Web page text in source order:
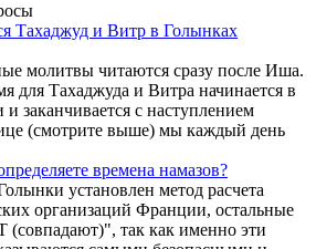
Тахаджуд и Витр в Голынках
молитвы читаются сразу после Иша.
Тахаджуда и Витра начинается в
заканчивается с наступлением
(смотрите выше) мы каждый день
времена намазов?
установлен метод расчета
организаций Франции, остальные
так как именно эти